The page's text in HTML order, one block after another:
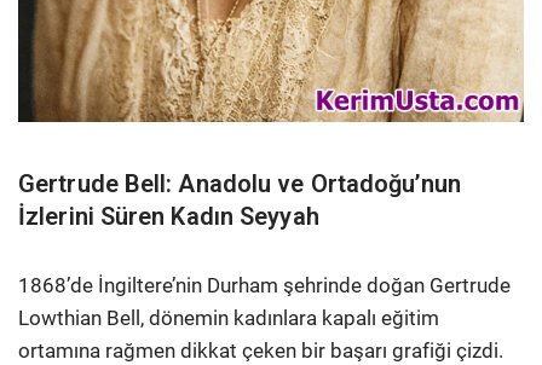
Gertrude Bell: Anadolu ve Ortadoğu’nun
İzlerini Süren Kadın Seyyah
1868’de İngiltere’nin Durham şehrinde doğan Gertrude
Lowthian Bell, dönemin kadınlara kapalı eğitim
ortamına rağmen dikkat çeken bir başarı grafiği çizdi.